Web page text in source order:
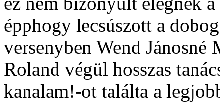
épphogy lecsúszott a
versenyben Wend
Roland végül hosszas
kanalam!-ot találta a